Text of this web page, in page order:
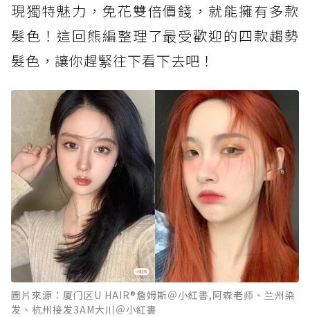
現獨特魅力，免花雙倍價錢，就能擁有多款
髮色！這回熊編整理了最受歡迎的四款趨勢
髮色，讓你趕緊往下看下去吧！
圖片來源：厦门区U HAIR®詹姆斯＠小紅書,阿森老师、兰州染
发、杭州接发3AM大川＠小紅書